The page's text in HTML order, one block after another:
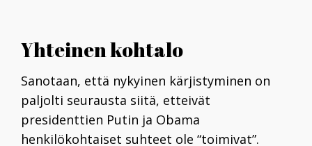
Yhteinen kohtalo
Sanotaan, että nykyinen kärjistyminen on
paljolti seurausta siitä, etteivät
presidenttien Putin ja Obama
henkilökohtaiset suhteet ole “toimivat”.